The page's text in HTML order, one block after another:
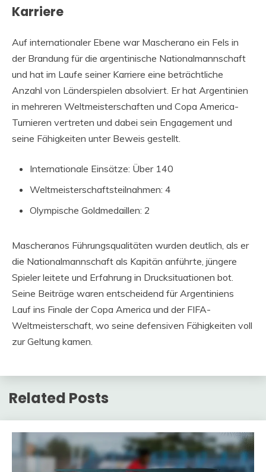
Karriere
Auf internationaler Ebene war Mascherano ein Fels in
der Brandung für die argentinische Nationalmannschaft
und hat im Laufe seiner Karriere eine beträchtliche
Anzahl von Länderspielen absolviert. Er hat Argentinien
in mehreren Weltmeisterschaften und Copa America-
Turnieren vertreten und dabei sein Engagement und
seine Fähigkeiten unter Beweis gestellt.
Internationale Einsätze: Über 140
Weltmeisterschaftsteilnahmen: 4
Olympische Goldmedaillen: 2
Mascheranos Führungsqualitäten wurden deutlich, als er
die Nationalmannschaft als Kapitän anführte, jüngere
Spieler leitete und Erfahrung in Drucksituationen bot.
Seine Beiträge waren entscheidend für Argentiniens
Lauf ins Finale der Copa America und der FIFA-
Weltmeisterschaft, wo seine defensiven Fähigkeiten voll
zur Geltung kamen.
Related Posts